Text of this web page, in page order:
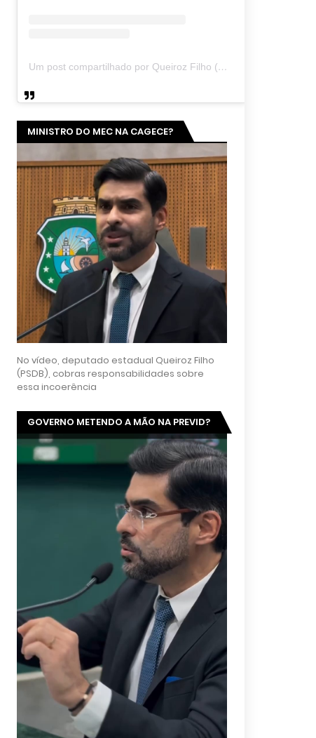
Um post compartilhado por Queiroz Filho (@queirozmfilho)
MINISTRO DO MEC NA CAGECE?
No vídeo, deputado estadual Queiroz Filho
(PSDB), cobras responsabilidades sobre
essa incoerência
GOVERNO METENDO A MÃO NA PREVID?